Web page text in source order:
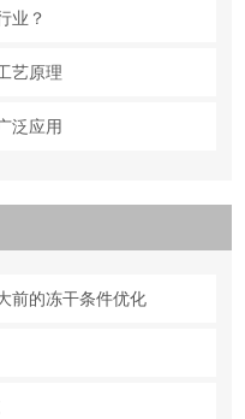
业？
艺原理
泛应用
前的冻干条件优化